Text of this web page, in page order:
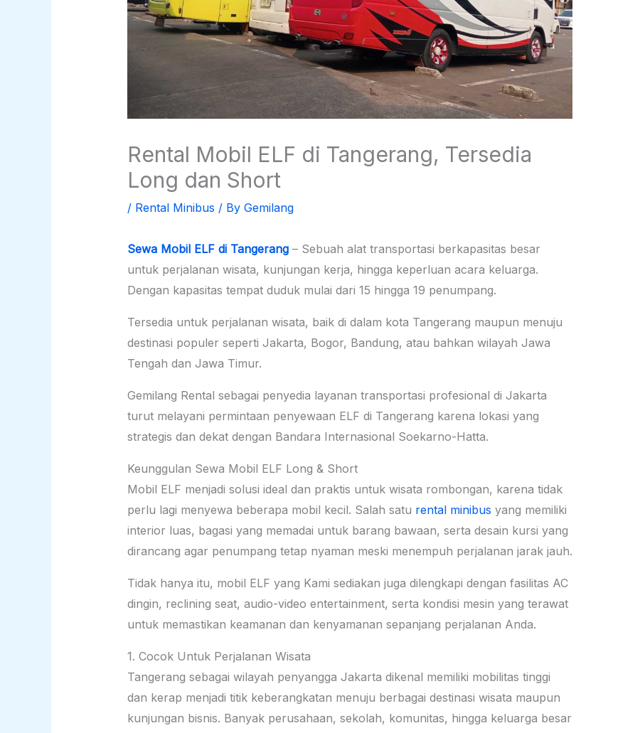
Rental Mobil ELF di Tangerang, Tersedia
Long dan Short
/ Rental Minibus / By Gemilang
Sewa Mobil ELF di Tangerang– Sebuah alat transportasi berkapasitas besar
untuk perjalanan wisata, kunjungan kerja, hingga keperluan acara keluarga.
Dengan kapasitas tempat duduk mulai dari 15 hingga 19 penumpang.
Tersedia untuk perjalanan wisata, baik di dalam kota Tangerang maupun menuju
destinasi populer seperti Jakarta, Bogor, Bandung, atau bahkan wilayah Jawa
Tengah dan Jawa Timur.
Gemilang Rental sebagai penyedia layanan transportasi profesional di Jakarta
turut melayani permintaan penyewaan ELF di Tangerang karena lokasi yang
strategis dan dekat dengan Bandara Internasional Soekarno-Hatta.
Keunggulan Sewa Mobil ELF Long & Short
Mobil ELF menjadi solusi ideal dan praktis untuk wisata rombongan, karena tidak
perlu lagi menyewa beberapa mobil kecil. Salah satu rental minibus yang memiliki
interior luas, bagasi yang memadai untuk barang bawaan, serta desain kursi yang
dirancang agar penumpang tetap nyaman meski menempuh perjalanan jarak jauh.
Tidak hanya itu, mobil ELF yang Kami sediakan juga dilengkapi dengan fasilitas AC
dingin, reclining seat, audio-video entertainment, serta kondisi mesin yang terawat
untuk memastikan keamanan dan kenyamanan sepanjang perjalanan Anda.
1. Cocok Untuk Perjalanan Wisata
Tangerang sebagai wilayah penyangga Jakarta dikenal memiliki mobilitas tinggi
dan kerap menjadi titik keberangkatan menuju berbagai destinasi wisata maupun
kunjungan bisnis. Banyak perusahaan, sekolah, komunitas, hingga keluarga besar